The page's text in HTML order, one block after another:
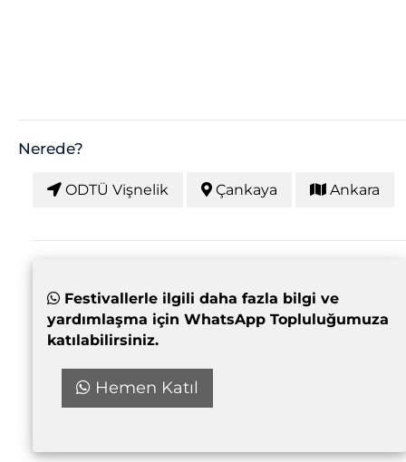
Nerede?
ODTÜ Vişnelik Çankaya Ankara
Festivallerle ilgili daha fazla bilgi ve
yardımlaşma için WhatsApp Topluluğumuza
katılabilirsiniz.
Hemen Katıl